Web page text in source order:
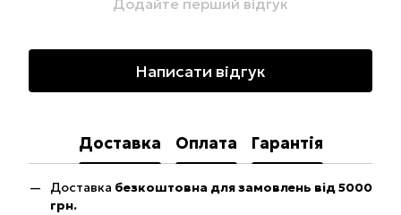
Додайте перший відгук
Написати відгук
Доставка Оплата Гарантія
Доставка безкоштовна для замовлень від 5000
грн.